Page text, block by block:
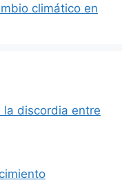
climático en
discordia entre